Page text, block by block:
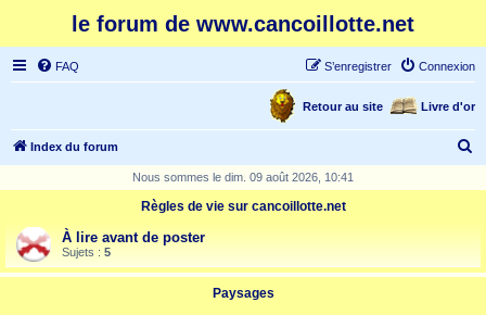
le forum de www.cancoillotte.net
FAQ Connexion
S’enregistrer
Livre d'or
Retour au site
Index du forum
r
Nous sommes le dim. 09 août 2026, 10:41
Règles de vie sur cancoillotte.net
À lire avant de poster
Sujets : 5
Paysages